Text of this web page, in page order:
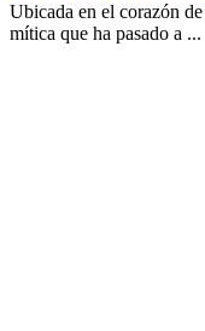
Ubicada en el corazón
mítica que ha pasado a ...